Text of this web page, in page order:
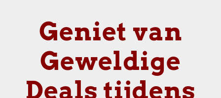
Geniet van
Geweldige
Deals tijdens